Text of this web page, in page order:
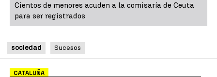
Cientos de menores acuden a la comisaría de Ceuta
para ser registrados
sociedad Sucesos
CATALUÑA